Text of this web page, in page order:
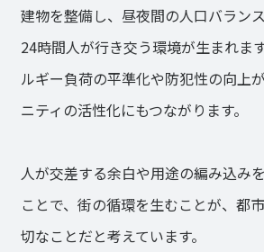
建物を整備し、昼夜間の人口バラン
24時間人が行き交う環境が生まれま
ルギー負荷の平準化や防犯性の向上
ニティの活性化にもつながります。
人が交差する余白や用途の編み込み
ことで、街の循環を生むことが、都
切なことだと考えています。